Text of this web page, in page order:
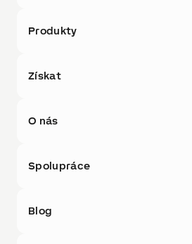
Produkty
Získat
O nás
Spolupráce
Blog